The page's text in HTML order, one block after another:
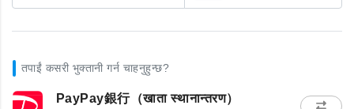
तपाईं कसरी भुक्तानी गर्न चाहनुहुन्छ?
PayPay銀行（खाता स्थानान्तरण）